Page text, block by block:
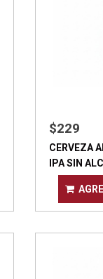
$229
CERVEZA
IPA SIN